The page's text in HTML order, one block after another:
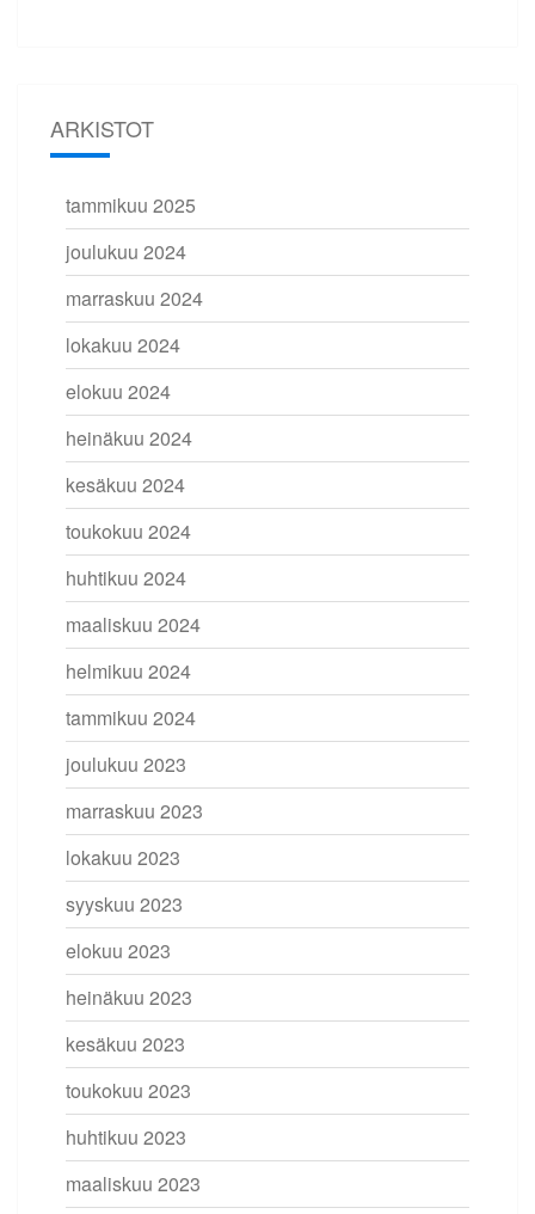
ARKISTOT
tammikuu 2025
joulukuu 2024
marraskuu 2024
lokakuu 2024
elokuu 2024
heinäkuu 2024
kesäkuu 2024
toukokuu 2024
huhtikuu 2024
maaliskuu 2024
helmikuu 2024
tammikuu 2024
joulukuu 2023
marraskuu 2023
lokakuu 2023
syyskuu 2023
elokuu 2023
heinäkuu 2023
kesäkuu 2023
toukokuu 2023
huhtikuu 2023
maaliskuu 2023